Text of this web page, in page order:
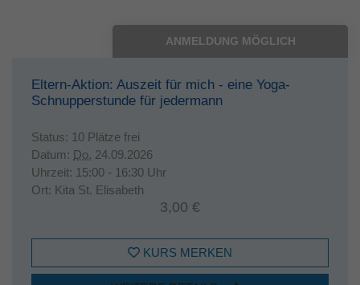
ANMELDUNG MÖGLICH
Eltern-Aktion: Auszeit für mich - eine Yoga-
Schnupperstunde für jedermann
Status: 10 Plätze frei
Datum: Do. 24.09.2026
Uhrzeit: 15:00 - 16:30 Uhr
Ort: Kita St. Elisabeth
3,00 €
KURS MERKEN